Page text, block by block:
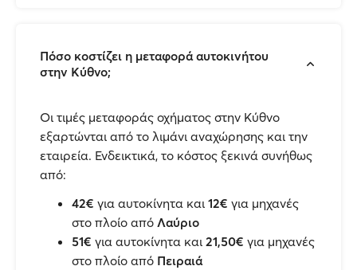
Πόσο κοστίζει η μεταφορά αυτοκινήτου
στην Κύθνο;
Οι τιμές μεταφοράς οχήματος στην Κύθνο
εξαρτώνται από το λιμάνι αναχώρησης και την
εταιρεία. Ενδεικτικά, το κόστος ξεκινά συνήθως
από:
42€ για αυτοκίνητα και 12€ για μηχανές
στο πλοίο από Λαύριο
51€ για αυτοκίνητα και 21,50€ για μηχανές
στο πλοίο από Πειραιά